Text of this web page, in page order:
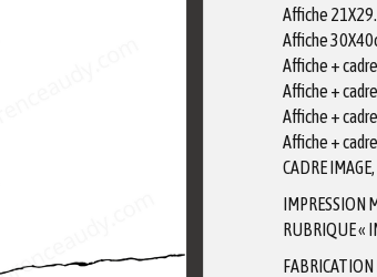
Affiche
Affiche
Affiche +
Affiche +
Affiche +
Affiche +
CADRE
IMPRESSION
RUBRIQUE «
FABRICATION